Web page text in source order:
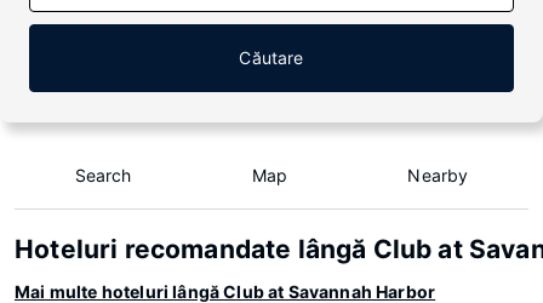
Căutare
Search Map Nearby
Hoteluri recomandate lângă Club at
Mai multe hoteluri lângă Club at Savannah Harbor